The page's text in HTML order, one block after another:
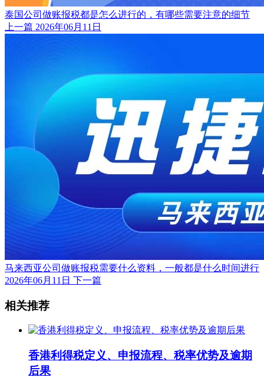
泰国公司做账报税都是怎么进行的，有哪些需要注意的细节
上一篇 2026年06月11日
马来西亚公司做账报税需要什么资料，一般都是什么时间进行
2026年06月11日 下一篇
相关推荐
香港利得税定义、申报流程、税率优势及逾期
后果